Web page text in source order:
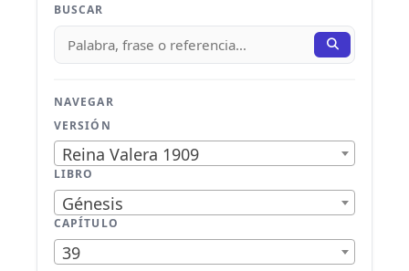
BUSCAR
NAVEGAR
VERSIÓN
Reina Valera 1909
LIBRO
Génesis
CAPÍTULO
39